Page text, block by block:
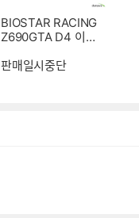
BIOSTAR RACING
Z690GTA D4 이엠
판매일시중단